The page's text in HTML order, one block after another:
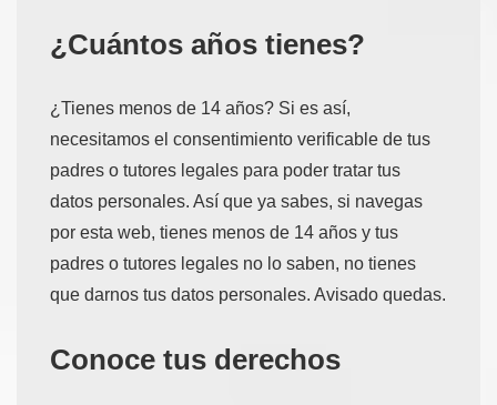
¿Cuántos años tienes?
¿Tienes menos de 14 años? Si es así,
necesitamos el consentimiento verificable de tus
padres o tutores legales para poder tratar tus
datos personales. Así que ya sabes, si navegas
por esta web, tienes menos de 14 años y tus
padres o tutores legales no lo saben, no tienes
que darnos tus datos personales. Avisado quedas.
Conoce tus derechos